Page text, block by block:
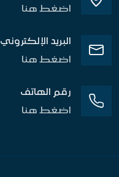
اضغط هنا
البريد الإلكتروني
اضغط هنا
رقم الهاتف
اضغط هنا